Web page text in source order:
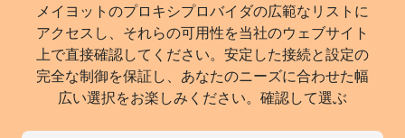
メイヨットのプロキシプロバイダの広範なリストに
アクセスし、それらの可用性を当社のウェブサイト
上で直接確認してください。安定した接続と設定の
完全な制御を保証し、あなたのニーズに合わせた幅
広い選択をお楽しみください。確認して選ぶ